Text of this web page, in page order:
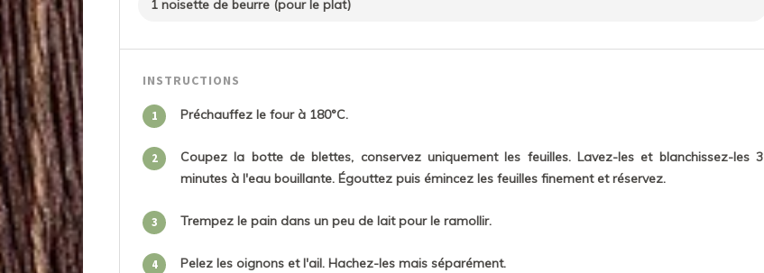
1 noisette de beurre (pour le plat)
INSTRUCTIONS
1 Préchauffez le four à 180°C.
2
Coupez la botte de blettes, conservez uniquement les feuilles. Lavez-les et blanchissez-les 3
minutes à l'eau bouillante. Égouttez puis émincez les feuilles finement et réservez.
3 Trempez le pain dans un peu de lait pour le ramollir.
4 Pelez les oignons et l'ail. Hachez-les mais séparément.